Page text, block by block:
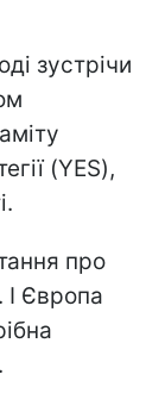
зустрічи
(YES),
про
І Європа